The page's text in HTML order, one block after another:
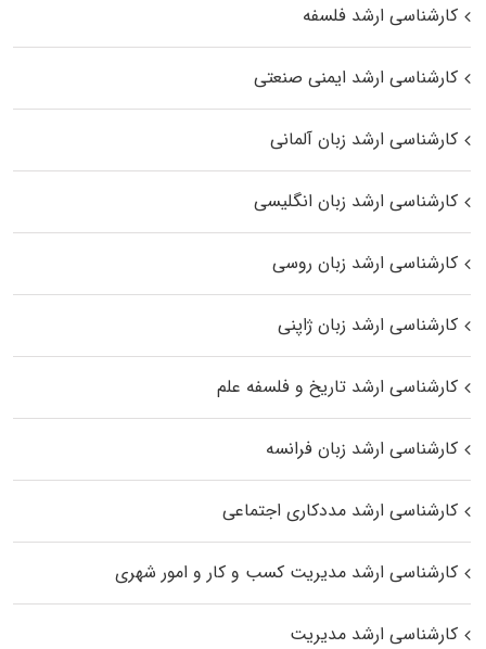
کارشناسی ارشد فلسفه
کارشناسی ارشد ایمنی صنعتی
کارشناسی ارشد زبان آلمانی
کارشناسی ارشد زبان انگلیسی
کارشناسی ارشد زبان روسی
کارشناسی ارشد زبان ژاپنی
کارشناسی ارشد تاریخ و فلسفه علم
کارشناسی ارشد زبان فرانسه
کارشناسی ارشد مددکاری اجتماعی
کارشناسی ارشد مدیریت کسب و کار و امور شهری
کارشناسی ارشد مدیریت